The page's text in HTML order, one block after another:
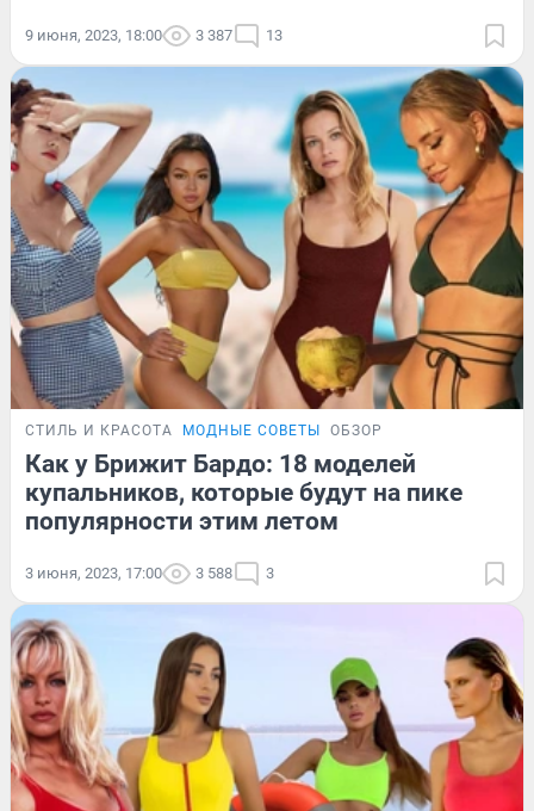
9 июня, 2023, 18:00 3 387 13
СТИЛЬ И КРАСОТА МОДНЫЕ СОВЕТЫ ОБЗОР
Как у Брижит Бардо: 18 моделей
купальников, которые будут на пике
популярности этим летом
3 июня, 2023, 17:00 3 588 3